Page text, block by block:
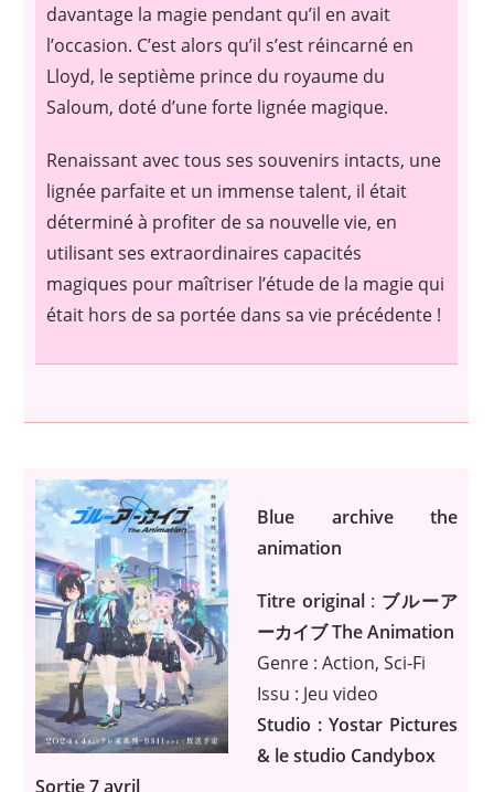
davantage la magie pendant qu’il en avait
l’occasion. C’est alors qu’il s’est réincarné en
Lloyd, le septième prince du royaume du
Saloum, doté d’une forte lignée magique.
Renaissant avec tous ses souvenirs intacts, une
lignée parfaite et un immense talent, il était
déterminé à profiter de sa nouvelle vie, en
utilisant ses extraordinaires capacités
magiques pour maîtriser l’étude de la magie qui
était hors de sa portée dans sa vie précédente !
Blue archive the
animation
Titre original: ブルーア
ーカイブ The Animation
Genre : Action, Sci-Fi
Issu : Jeu video
Studio : Yostar Pictures
& le studio Candybox
Sortie 7 avril